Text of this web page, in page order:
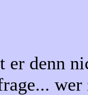
er denn
wer